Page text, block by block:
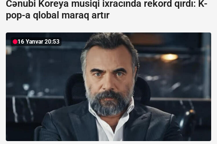
Cənubi Koreya musiqi ixracında rekord qırdı: K-
pop-a qlobal maraq artır
16 Yanvar 20:53